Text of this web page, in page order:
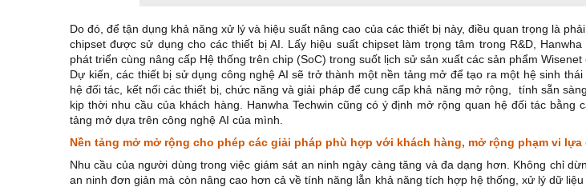
Do đó, để tận dụng khả năng xử lý và hiệu suất nâng cao của các thiết bị này, điều quan trọng là
chipset được sử dụng cho các thiết bị AI. Lấy hiệu suất chipset làm trọng tâm trong R&D, Hanwha
phát triển cùng nâng cấp Hệ thống trên chip (SoC) trong suốt lịch sử sản xuất các sản phẩm Wisenet
Dự kiến, các thiết bị sử dụng công nghệ AI sẽ trở thành một nền tảng mở để tạo ra một hệ sinh
hệ đối tác, kết nối các thiết bị, chức năng và giải pháp để cung cấp khả năng mở rộng, tính sẵn
kịp thời nhu cầu của khách hàng. Hanwha Techwin cũng có ý định mở rộng quan hệ đối tác bằng
tảng mở dựa trên công nghệ AI của mình.
Nền tảng mở mở rộng cho phép các giải pháp phù hợp với khách hàng, mở rộng phạm vi lựa
Nhu cầu của người dùng trong việc giám sát an ninh ngày càng tăng và đa dạng hơn. Không chỉ
an ninh đơn giản mà còn nâng cao hơn cả về tính năng lẫn khả năng tích hợp hệ thống, xử lý dữ